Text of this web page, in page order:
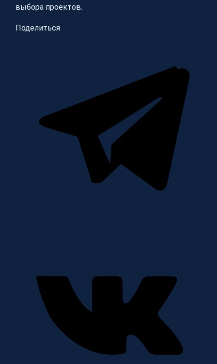
выбора проектов.
Поделиться